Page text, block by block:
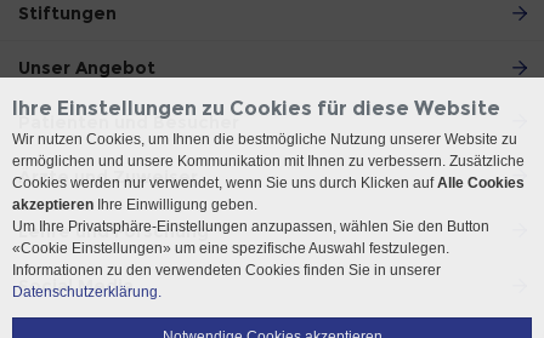
Stiftungen
Unser Angebot
Patienten und Besucher
Ärzte und Zuweiser
Lehre und Forschung
Social Media
Ihre Einstellungen zu Cookies für diese Website
Wir nutzen Cookies, um Ihnen die bestmögliche Nutzung unserer Website zu
ermöglichen und unsere Kommunikation mit Ihnen zu verbessern. Zusätzliche
Cookies werden nur verwendet, wenn Sie uns durch Klicken aufAlle Cookies
akzeptieren Ihre Einwilligung geben.
Um Ihre Privatsphäre-Einstellungen anzupassen, wählen Sie den Button
«Cookie Einstellungen» um eine spezifische Auswahl festzulegen.
Informationen zu den verwendeten Cookies finden Sie in unserer
Datenschutzerklärung.